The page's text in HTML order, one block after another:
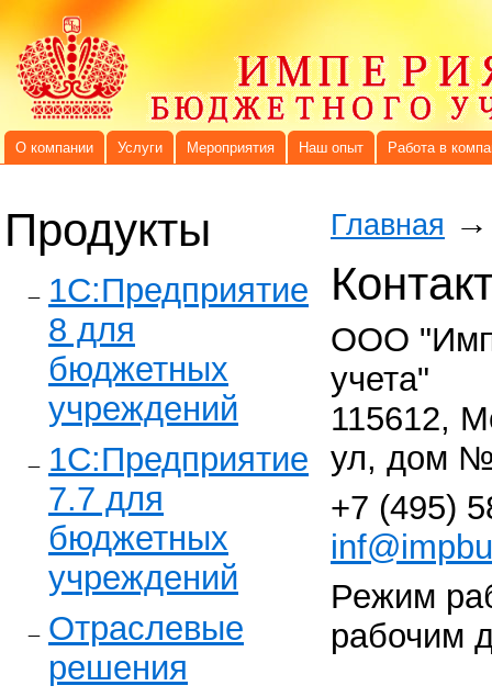
О компании Услуги Мероприятия Наш опыт Работа в
Продукты
1C:Предприятие
8 для
бюджетных
учреждений
1С:Предприятие
7.7 для
бюджетных
учреждений
Отраслевые
решения
Главная →
ООО
учета"
115612,
ул, дом №
+7 (495)
Режим
рабочим